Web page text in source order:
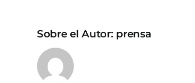
Sobre el Autor: prensa